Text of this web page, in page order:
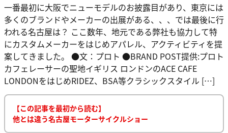
一番最初に大阪でニューモデルのお披露目があり、東京には
多くのブランドやメーカーの出展がある、、、では最後に行
われる名古屋は？ ここ数年、地元である弊社も協力して特
にカスタムメーカーをはじめアパレル、アクティビティを提
案してきました。 ●文：プロト ●BRAND POST提供:プロト
カフェレーサーの聖地イギリス ロンドンのACE CAFE
LONDONをはじめRIDEZ、BSA等クラシックスタイル […]
【この記事を最初から読む】
他とは違う名古屋モーターサイクルショー